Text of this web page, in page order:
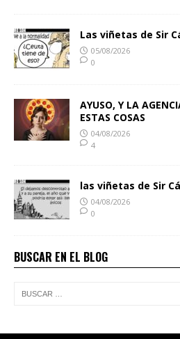
Las viñetas de Sir
05/08/2026
0
AYUSO, Y LA
ESTAS COSAS
04/08/2026
4
las viñetas de Sir
04/08/2026
0
BUSCAR EN EL BLOG